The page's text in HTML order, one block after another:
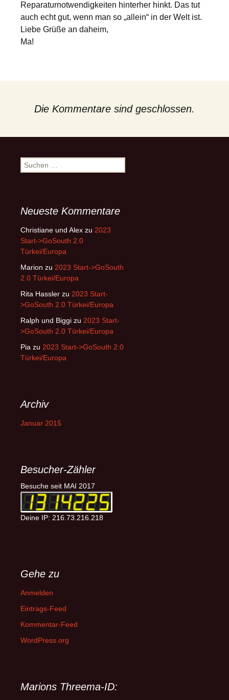
Reparaturnotwendigkeiten hinterher hinkt. Das tut
auch echt gut, wenn man so „allein“ in der Welt ist.
Liebe Grüße an daheim,
Ma!
Die Kommentare sind geschlossen.
Suchen
nach:
Neueste Kommentare
Christiane und Alex zu 2023
Start->GoSouth 2.0
Türkei/Europa
Marion zu 2023 Start->GoSouth
2.0 Türkei/Europa
Rita Hassler zu 2023 Start-
>GoSouth 2.0 Türkei/Europa
Ralph und Biggi zu 2023 Start-
>GoSouth 2.0 Türkei/Europa
Pia zu 2023 Start->GoSouth 2.0
Türkei/Europa
Archiv
Januar 2015
Besucher-Zähler
Besuche seit MAI 2017
Deine IP: 216.73.216.218
Gehe zu
Anmelden
Eintrags-Feed
Kommentar-Feed
WordPress.org
Marions Threema-ID: